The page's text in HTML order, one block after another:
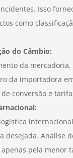
Isso
como
do Câmbio:
da
da importadora
conversão e
desejada. Analise
apenas pela